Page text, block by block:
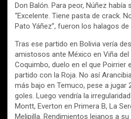
Don Balón. Para peor, Núñez había
“Excelente. Tiene pasta de crack.
Pato Yáñez”, fueron los halagos de
Tras ese partido en Bolivia vería
amistosos ante México en Viña del
Coquimbo, duelo en el que Poirrier
partido con la Roja. No así
más bajo en Temuco, pese a jugar
goles. Luego vendría la
Montt, Everton en Primera B, La
Melipilla. Rendimientos lejanos a